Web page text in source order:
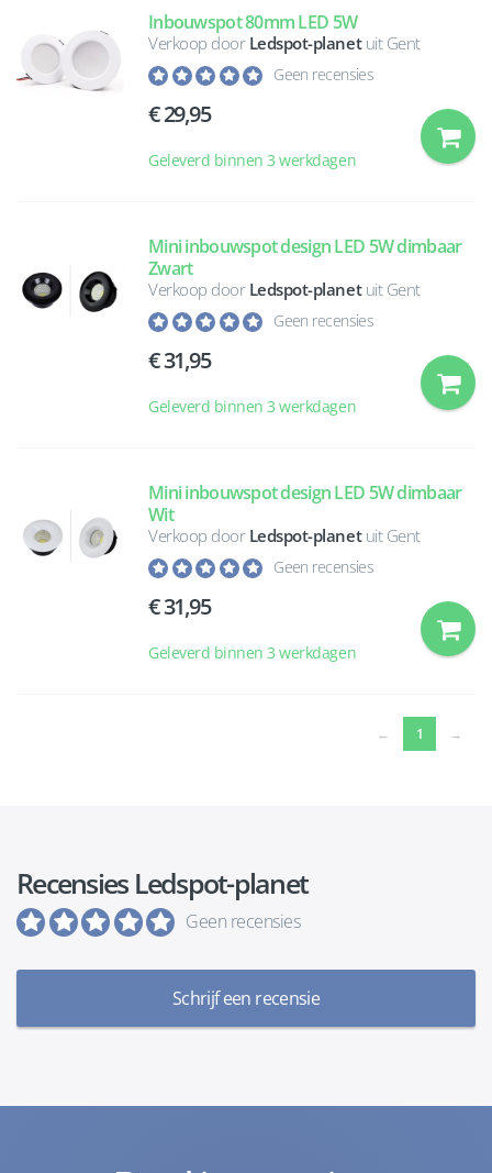
Inbouwspot 80mm LED 5W
Verkoop door Ledspot-planetuit Gent
Geen recensies
29,95
Geleverd binnen 3 werkdagen
Mini inbouwspot design LED 5W dimbaar
Zwart
Verkoop door Ledspot-planetuit Gent
Geen recensies
31,95
Geleverd binnen 3 werkdagen
Mini inbouwspot design LED 5W dimbaar
Wit
Verkoop door Ledspot-planetuit Gent
Geen recensies
31,95
Geleverd binnen 3 werkdagen
← 1 (current)
→
Recensies Ledspot-planet
Geen recensies
Schrijf een recensie